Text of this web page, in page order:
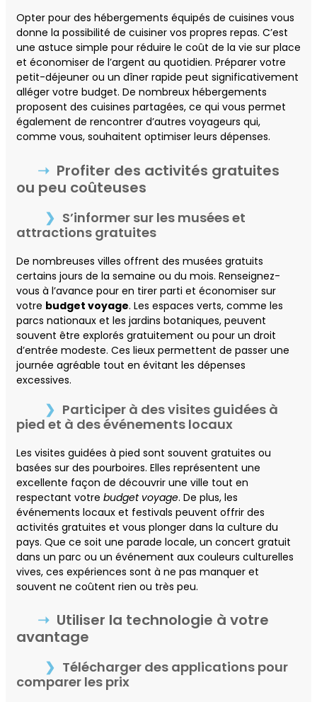
Opter pour des hébergements équipés de cuisines vous
donne la possibilité de cuisiner vos propres repas. C’est
une astuce simple pour réduire le coût de la vie sur place
et économiser de l’argent au quotidien. Préparer votre
petit-déjeuner ou un dîner rapide peut significativement
alléger votre budget. De nombreux hébergements
proposent des cuisines partagées, ce qui vous permet
également de rencontrer d’autres voyageurs qui,
comme vous, souhaitent optimiser leurs dépenses.
Profiter des activités gratuites
ou peu coûteuses
S’informer sur les musées et
attractions gratuites
De nombreuses villes offrent des musées gratuits
certains jours de la semaine ou du mois. Renseignez-
vous à l’avance pour en tirer parti et économiser sur
votre budget voyage. Les espaces verts, comme les
parcs nationaux et les jardins botaniques, peuvent
souvent être explorés gratuitement ou pour un droit
d’entrée modeste. Ces lieux permettent de passer une
journée agréable tout en évitant les dépenses
excessives.
Participer à des visites guidées à
pied et à des événements locaux
Les visites guidées à pied sont souvent gratuites ou
basées sur des pourboires. Elles représentent une
excellente façon de découvrir une ville tout en
respectant votre budget voyage. De plus, les
événements locaux et festivals peuvent offrir des
activités gratuites et vous plonger dans la culture du
pays. Que ce soit une parade locale, un concert gratuit
dans un parc ou un événement aux couleurs culturelles
vives, ces expériences sont à ne pas manquer et
souvent ne coûtent rien ou très peu.
Utiliser la technologie à votre
avantage
Télécharger des applications pour
comparer les prix